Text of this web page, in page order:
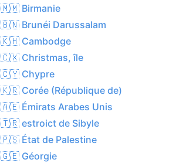
🇲🇲 Birmanie
🇧🇳 Brunéi Darussalam
🇰🇭 Cambodge
🇨🇽 Christmas, île
🇨🇾 Chypre
🇰🇷 Corée (République de)
🇦🇪 Émirats Arabes Unis
🇹🇷 estroict de Sibyle
🇵🇸 État de Palestine
🇬🇪 Géorgie